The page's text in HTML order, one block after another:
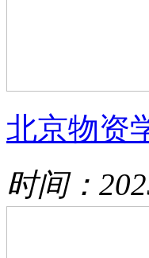
北京物资
时间：